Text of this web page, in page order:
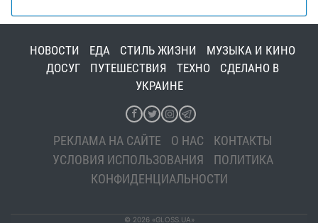
НОВОСТИ ЕДА СТИЛЬ ЖИЗНИ
МУЗЫКА И КИНО
ДОСУГ
ПУТЕШЕСТВИЯ ТЕХНО
СДЕЛАНО В
УКРАИНЕ
РЕКЛАМА НА САЙТЕ О НАС
КОНТАКТЫ
УСЛОВИЯ ИСПОЛЬЗОВАНИЯ
ПОЛИТИКА
КОНФИДЕНЦИАЛЬНОСТИ
© 2026 «GLOSS.UA»